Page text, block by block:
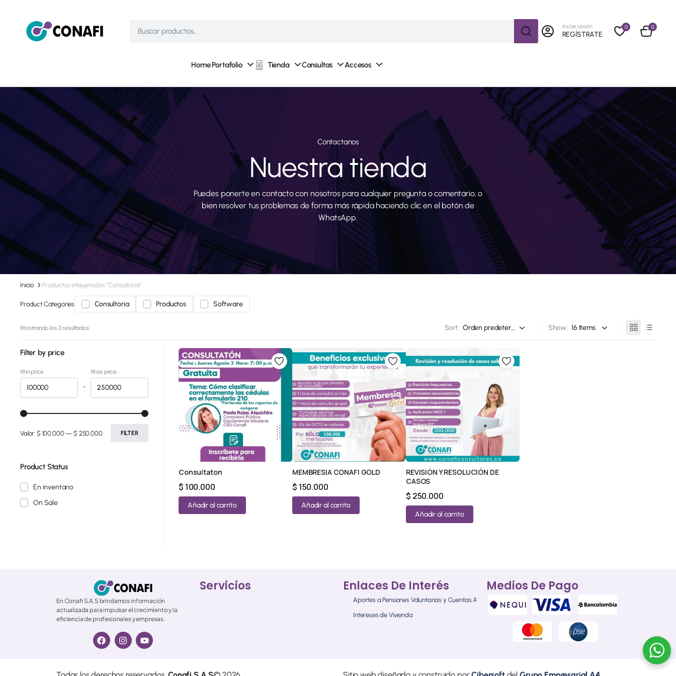
Iniciar sesión
REGÍSTRATE
0 0
Home Portafolio Tienda Consultas Accesos
Contactanos
Nuestra tienda
Puedes ponerte en contacto con nosotros para cualquier pregunta o comentario, o
bien resolver tus problemas de forma más rápida haciendo clic en el botón de
WhatsApp.
Inicio Productos etiquetados “Consultoria”
Product Categories Consultoria Productos Software
Mostrando los 3 resultados Sort: Show:
Consultaton
$ 100.000
Añadir al carrito
MEMBRESIA CONAFI GOLD
$ 150.000
Añadir al carrito
REVISIÓN Y RESOLUCIÓN DE
CASOS
$ 250.000
Añadir al carrito
Filter by price
Min price
-
Max price
FILTER
Valor: $ 100.000— $ 250.000
Product Status
En inventario
On Sale
En Conafi S.A.S brindamos información
actualizada para impulsar el crecimiento y la
eficiencia de profesionales y empresas.
Servicios Enlaces De Interés
Aportes a Pensiones Voluntarias y Cuentas AFC
Intereses de Vivienda
Medios De Pago